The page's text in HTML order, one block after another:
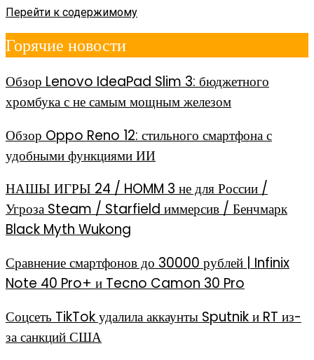
Перейти к содержимому
Горячие новости
Обзор Lenovo IdeaPad Slim 3: бюджетного
хромбука с не самым мощным железом
Обзор Oppo Reno 12: стильного смартфона с
удобными функциями ИИ
НАШЫ ИГРЫ 24 / HOMM 3 не для России /
Угроза Steam / Starfield иммерсив / Бенчмарк
Black Myth Wukong
Сравнение смартфонов до 30000 рублей | Infinix
Note 40 Pro+ и Tecno Camon 30 Pro
Соцсеть TikTok удалила аккаунты Sputnik и RT из-
за санкций США